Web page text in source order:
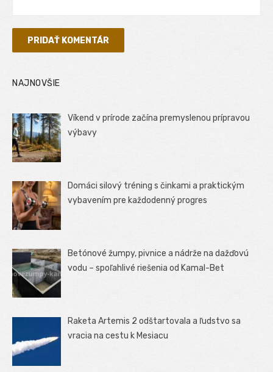
NAJNOVŠIE
Víkend v prírode začína premyslenou prípravou
výbavy
Domáci silový tréning s činkami a praktickým
vybavením pre každodenný progres
Betónové žumpy, pivnice a nádrže na dažďovú
vodu – spoľahlivé riešenia od Kamal-Bet
Raketa Artemis 2 odštartovala a ľudstvo sa
vracia na cestu k Mesiacu